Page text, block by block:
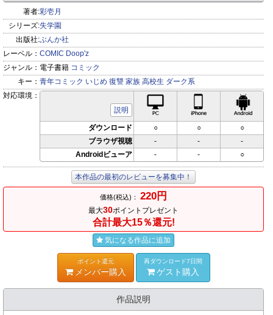
著者:彩壱月
シリーズ:失学園
出版社:ぶんか社
レーベル： COMIC Doop'z
ジャンル： 電子書籍 コミック
キー： 青年コミック いじめ 復讐 家族 高校生 ダーク系
対応環境：
説明
iPhone対応
ダウンロード ○ ○
○
ブラウザ視聴
- -
-
Androidビューア
- - ○
本作品の最初のレビューを募集中！
価格(税込)： 220円
最大30ポイントプレゼント
合計最大15％還元!
気になる作品に追加
ポイント還元
メンバー購入
再ダウンロード7日間
ゲスト購入
作品説明